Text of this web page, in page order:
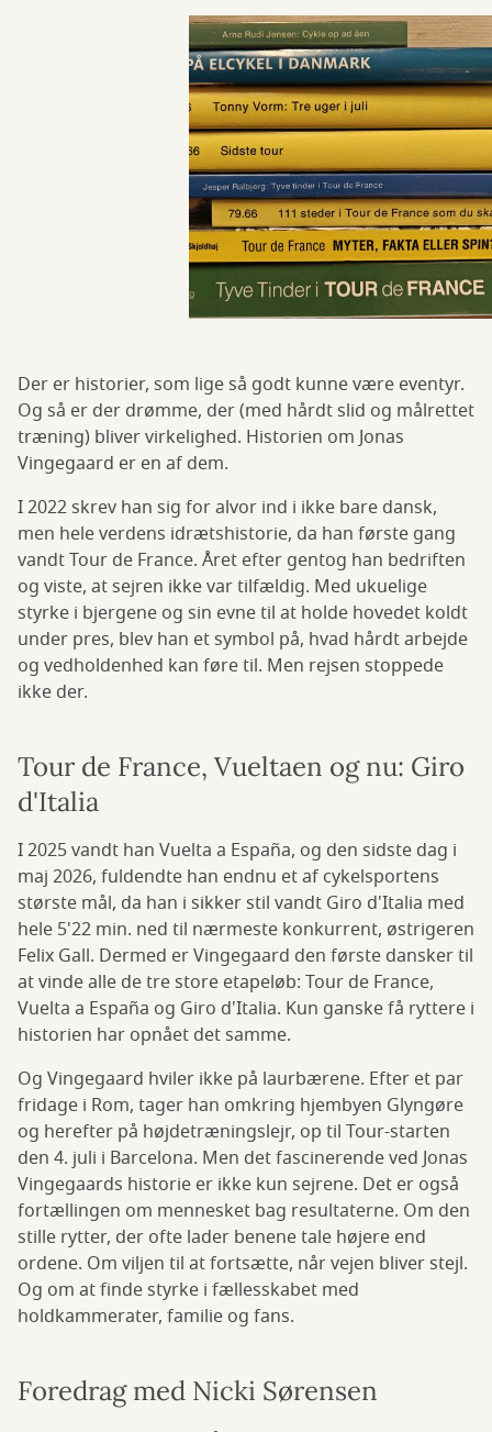
Der er historier, som lige så godt kunne være eventyr.
Og så er der drømme, der (med hårdt slid og målrettet
træning) bliver virkelighed. Historien om Jonas
Vingegaard er en af dem.
I 2022 skrev han sig for alvor ind i ikke bare dansk,
men hele verdens idrætshistorie, da han første gang
vandt Tour de France. Året efter gentog han bedriften
og viste, at sejren ikke var tilfældig. Med ukuelige
styrke i bjergene og sin evne til at holde hovedet koldt
under pres, blev han et symbol på, hvad hårdt arbejde
og vedholdenhed kan føre til. Men rejsen stoppede
ikke der.
Tour de France, Vueltaen og nu: Giro
d'Italia
I 2025 vandt han Vuelta a España, og den sidste dag i
maj 2026, fuldendte han endnu et af cykelsportens
største mål, da han i sikker stil vandt Giro d'Italia med
hele 5'22 min. ned til nærmeste konkurrent, østrigeren
Felix Gall. Dermed er Vingegaard den første dansker til
at vinde alle de tre store etapeløb: Tour de France,
Vuelta a España og Giro d'Italia. Kun ganske få ryttere i
historien har opnået det samme.
Og Vingegaard hviler ikke på laurbærene. Efter et par
fridage i Rom, tager han omkring hjembyen Glyngøre
og herefter på højdetræningslejr, op til Tour-starten
den 4. juli i Barcelona. Men det fascinerende ved Jonas
Vingegaards historie er ikke kun sejrene. Det er også
fortællingen om mennesket bag resultaterne. Om den
stille rytter, der ofte lader benene tale højere end
ordene. Om viljen til at fortsætte, når vejen bliver stejl.
Og om at finde styrke i fællesskabet med
holdkammerater, familie og fans.
Foredrag med Nicki Sørensen